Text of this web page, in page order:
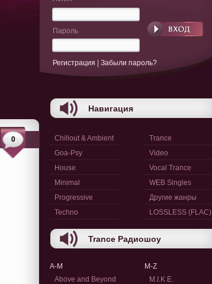
0
Пароль
Регистрация Забыли пароль?
Навигация
Chillout & Ambient
Goa-Psy
House
Minimal
Progressive
Techno
Trance
Video
Vocal Trance
WEB Singles
Другие жанры
LOSSLESS (FLAC)
Trance Радиошоу
A-M
Above and Beyond
M-Z
M.I.K.E.